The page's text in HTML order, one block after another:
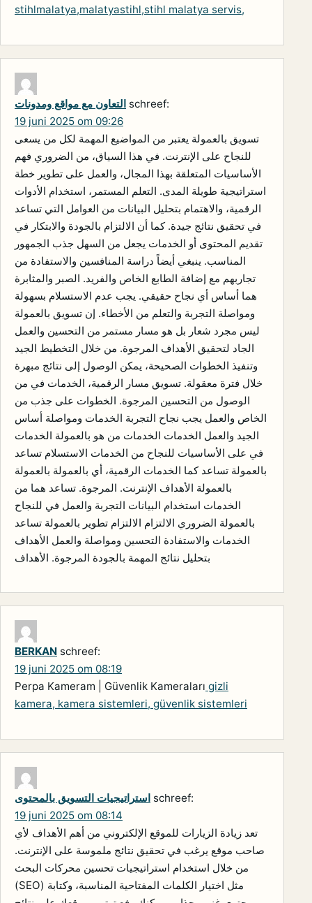
stihlmalatya,malatyastihl,stihl malatya servis,
التعاون مع مواقع ومدونات schreef:
19 juni 2025 om 09:26
تسويق بالعمولة يعتبر من المواضيع المهمة لكل من يسعى
للنجاح على الإنترنت. في هذا السياق، من الضروري فهم
الأساسيات المتعلقة بهذا المجال، والعمل على تطوير خطة
استراتيجية طويلة المدى. التعلم المستمر، استخدام الأدوات
الرقمية، والاهتمام بتحليل البيانات من العوامل التي تساعد
في تحقيق نتائج جيدة. كما أن الالتزام بالجودة والابتكار في
تقديم المحتوى أو الخدمات يجعل من السهل جذب الجمهور
المناسب. ينبغي أيضاً دراسة المنافسين والاستفادة من
تجاربهم مع إضافة الطابع الخاص والفريد. الصبر والمثابرة
هما أساس أي نجاح حقيقي. يجب عدم الاستسلام بسهولة
ومواصلة التجربة والتعلم من الأخطاء. إن تسويق بالعمولة
ليس مجرد شعار بل هو مسار مستمر من التحسين والعمل
الجاد لتحقيق الأهداف المرجوة. من خلال التخطيط الجيد
وتنفيذ الخطوات الصحيحة، يمكن الوصول إلى نتائج مبهرة
خلال فترة معقولة. تسويق مسار الرقمية، الخدمات في من
الوصول من التحسين المرجوة. الخطوات على جذب من
الخاص والعمل يجب نجاح التجربة الخدمات ومواصلة أساس
الجيد والعمل الخدمات الخدمات من هو بالعمولة الخدمات
في على الأساسيات للنجاح من الخدمات الاستسلام تساعد
بالعمولة تساعد كما الخدمات الرقمية، أي بالعمولة بالعمولة
بالعمولة الأهداف الإنترنت. المرجوة. تساعد هما من
الخدمات استخدام البيانات التجربة والعمل في للنجاح
بالعمولة الضروري الالتزام الالتزام تطوير بالعمولة تساعد
الخدمات والاستفادة التحسين ومواصلة والعمل الأهداف
بتحليل نتائج المهمة بالجودة المرجوة. الأهداف
BERKAN schreef:
19 juni 2025 om 08:19
Perpa Kameram | Güvenlik Kameraları gizli
kamera, kamera sistemleri, güvenlik sistemleri
استراتيجيات التسويق بالمحتوى schreef:
19 juni 2025 om 08:14
تعد زيادة الزيارات للموقع الإلكتروني من أهم الأهداف لأي
صاحب موقع يرغب في تحقيق نتائج ملموسة على الإنترنت.
من خلال استخدام استراتيجيات تحسين محركات البحث
(SEO) مثل اختيار الكلمات المفتاحية المناسبة، وكتابة